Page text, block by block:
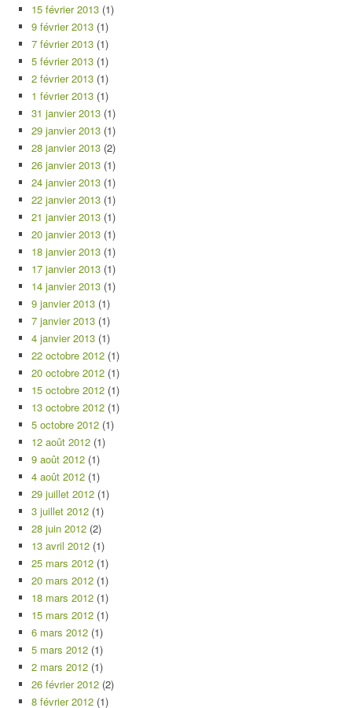
15 février 2013 (1)
9 février 2013 (1)
7 février 2013 (1)
5 février 2013 (1)
2 février 2013 (1)
1 février 2013 (1)
31 janvier 2013 (1)
29 janvier 2013 (1)
28 janvier 2013 (2)
26 janvier 2013 (1)
24 janvier 2013 (1)
22 janvier 2013 (1)
21 janvier 2013 (1)
20 janvier 2013 (1)
18 janvier 2013 (1)
17 janvier 2013 (1)
14 janvier 2013 (1)
9 janvier 2013 (1)
7 janvier 2013 (1)
4 janvier 2013 (1)
22 octobre 2012 (1)
20 octobre 2012 (1)
15 octobre 2012 (1)
13 octobre 2012 (1)
5 octobre 2012 (1)
12 août 2012 (1)
9 août 2012 (1)
4 août 2012 (1)
29 juillet 2012 (1)
3 juillet 2012 (1)
28 juin 2012 (2)
13 avril 2012 (1)
25 mars 2012 (1)
20 mars 2012 (1)
18 mars 2012 (1)
15 mars 2012 (1)
6 mars 2012 (1)
5 mars 2012 (1)
2 mars 2012 (1)
26 février 2012 (2)
8 février 2012 (1)